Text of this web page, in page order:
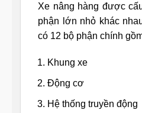
Xe nâng hàng được
phận lớn nhỏ khác
có 12 bộ phận chính
Khung xe
Động cơ
Hệ thống truyền động